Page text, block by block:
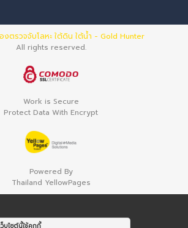
งตรวจจับโลหะ ใต้ดิน ใต้น้ำ - Gold Hunter
All rights reserved.
Work is Secure
Protect Data With Encrypt
Powered By
Thailand YellowPages
ว็บไซต์นี้ใช้คุกกี้